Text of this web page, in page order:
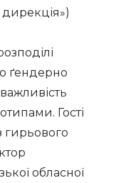
дирекція»)
ґендерно
Гості
гирьового
обласної